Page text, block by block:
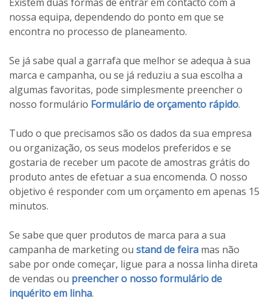
nossa equipa, dependendo do ponto em que se
encontra no processo de planeamento.
Se já sabe qual a garrafa que melhor se adequa à sua
marca e campanha, ou se já reduziu a sua escolha a
algumas favoritas, pode simplesmente preencher o
nosso formulário Formulário de orçamento rápido.
Tudo o que precisamos são os dados da sua empresa
ou organização, os seus modelos preferidos e se
gostaria de receber um pacote de amostras grátis do
produto antes de efetuar a sua encomenda. O nosso
objetivo é responder com um orçamento em apenas 15
minutos.
Se sabe que quer produtos de marca para a sua
campanha de marketing ou stand de feira mas não
sabe por onde começar, ligue para a nossa linha direta
de vendas ou preencher o nosso formulário de
inquérito em linha.